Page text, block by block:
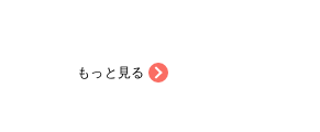
もっと見る